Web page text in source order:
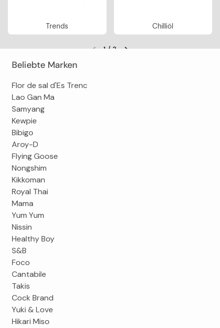
Trends Chilliöl
1/3
Beliebte Marken
Flor de sal d'Es Trenc
Lao Gan Ma
Samyang
Kewpie
Bibigo
Aroy-D
Flying Goose
Nongshim
Kikkoman
Royal Thai
Mama
Yum Yum
Nissin
Healthy Boy
S&B
Foco
Cantabile
Takis
Cock Brand
Yuki & Love
Hikari Miso